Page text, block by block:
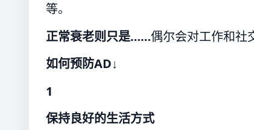
等。
正常衰老则只是……偶尔会对工作和社
如何预防AD↓
1
保持良好的生活方式